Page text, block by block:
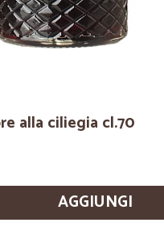
alla ciliegia cl.70
AGGIUNGI